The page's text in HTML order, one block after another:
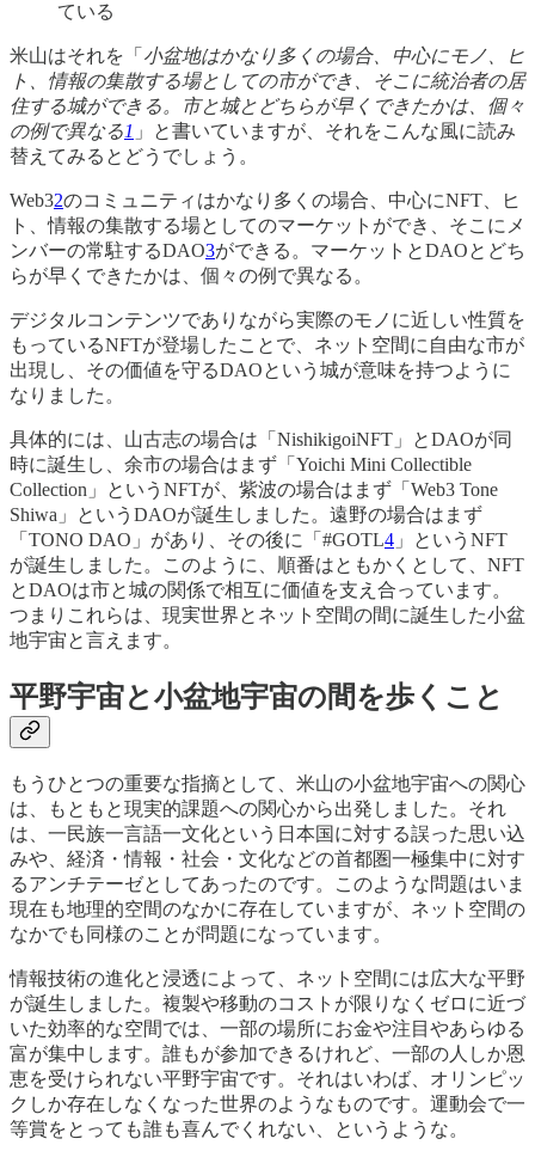
ている
米山はそれを「 小盆地はかなり多くの場合、中心にモノ、ヒ
ト、情報の集散する場としての市ができ、そこに統治者の居
住する城ができる。市と城とどちらが早くできたかは、個々
の例で異なる1 」と書いていますが、それをこんな風に読み
替えてみるとどうでしょう。
Web32のコミュニティはかなり多くの場合、中心にNFT、ヒ
ト、情報の集散する場としてのマーケットができ、そこにメ
ンバーの常駐するDAO3ができる。マーケットとDAOとどち
らが早くできたかは、個々の例で異なる。
デジタルコンテンツでありながら実際のモノに近しい性質を
もっているNFTが登場したことで、ネット空間に自由な市が
出現し、その価値を守るDAOという城が意味を持つように
なりました。
具体的には、山古志の場合は「NishikigoiNFT」とDAOが同
時に誕生し、余市の場合はまず「Yoichi Mini Collectible
Collection」というNFTが、紫波の場合はまず「Web3 Tone
Shiwa」というDAOが誕生しました。遠野の場合はまず
「TONO DAO」があり、その後に「#GOTL4 」というNFT
が誕生しました。このように、順番はともかくとして、NFT
とDAOは市と城の関係で相互に価値を支え合っています。
つまりこれらは、現実世界とネット空間の間に誕生した小盆
地宇宙と言えます。
平野宇宙と小盆地宇宙の間を歩くこと
もうひとつの重要な指摘として、米山の小盆地宇宙への関心
は、もともと現実的課題への関心から出発しました。それ
は、一民族一言語一文化という日本国に対する誤った思い込
みや、経済・情報・社会・文化などの首都圏一極集中に対す
るアンチテーゼとしてあったのです。このような問題はいま
現在も地理的空間のなかに存在していますが、ネット空間の
なかでも同様のことが問題になっています。
情報技術の進化と浸透によって、ネット空間には広大な平野
が誕生しました。複製や移動のコストが限りなくゼロに近づ
いた効率的な空間では、一部の場所にお金や注目やあらゆる
富が集中します。誰もが参加できるけれど、一部の人しか恩
恵を受けられない平野宇宙です。それはいわば、オリンピッ
クしか存在しなくなった世界のようなものです。運動会で一
等賞をとっても誰も喜んでくれない、というような。